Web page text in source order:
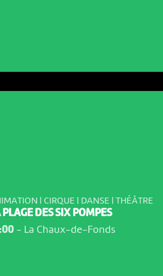
sur le culturoscoPe site vous
de cookies. Les cookies nous
trafic, d’affiner les contenus mis à
les acteurs·trices culturel·le·s sur
| CIRQUE | DANSE | THÉÂTRE
PLAGE DES SIX POMPES
- La Chaux-de-Fonds